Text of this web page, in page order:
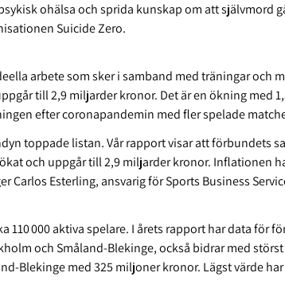
ohälsa och sprida kunskap om att självmord
Suicide Zero.
arbete som sker i samband med träningar och
till 2,9 miljarder kronor. Det är en ökning med
efter coronapandemin med fler spelade
toppade listan.Vår rapport visar att förbundets
och uppgår till 2,9 miljarder kronor. Inflationen
Esterling, ansvarig för Sports Business
000 aktiva spelare. I årets rapport har data för
och Småland-Blekinge, också bidrar med
Blekinge med 325 miljoner kronor. Lägst värde